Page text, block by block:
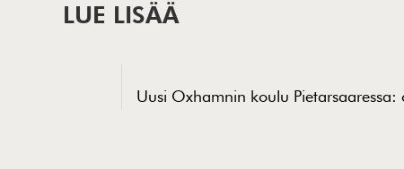
LUE LISÄÄ
Uusi Oxhamnin koulu